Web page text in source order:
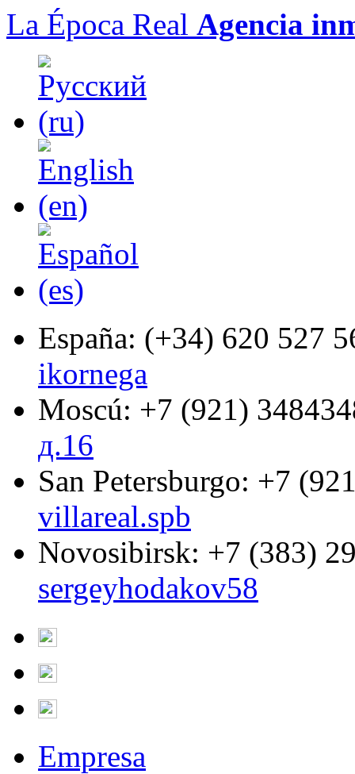
La Época Real Agencia
España: (+34) 620 527
ikornega
Moscú: +7 (921)
д.16
San Petersburgo: +7
villareal.spb
Novosibirsk: +7 (383)
sergeyhodakov58
Empresa